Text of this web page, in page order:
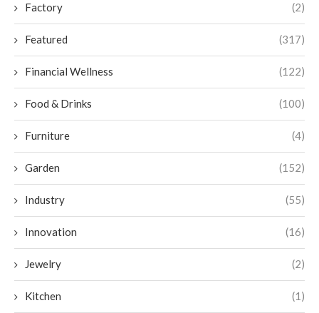
Factory (2)
Featured (317)
Financial Wellness (122)
Food & Drinks (100)
Furniture (4)
Garden (152)
Industry (55)
Innovation (16)
Jewelry (2)
Kitchen (1)